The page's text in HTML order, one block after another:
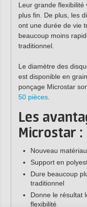
Leur grande flexibilité
plus fin.
De plus, les
ont une durée de vie
beaucoup moins
traditionnel.
Le diamètre des
est disponible en
ponçage Microstar
50 pièces.
Les
Microstar :
Nouveau
Support en
Dure beaucoup
traditionnel
Donne le résultat
flexibilité